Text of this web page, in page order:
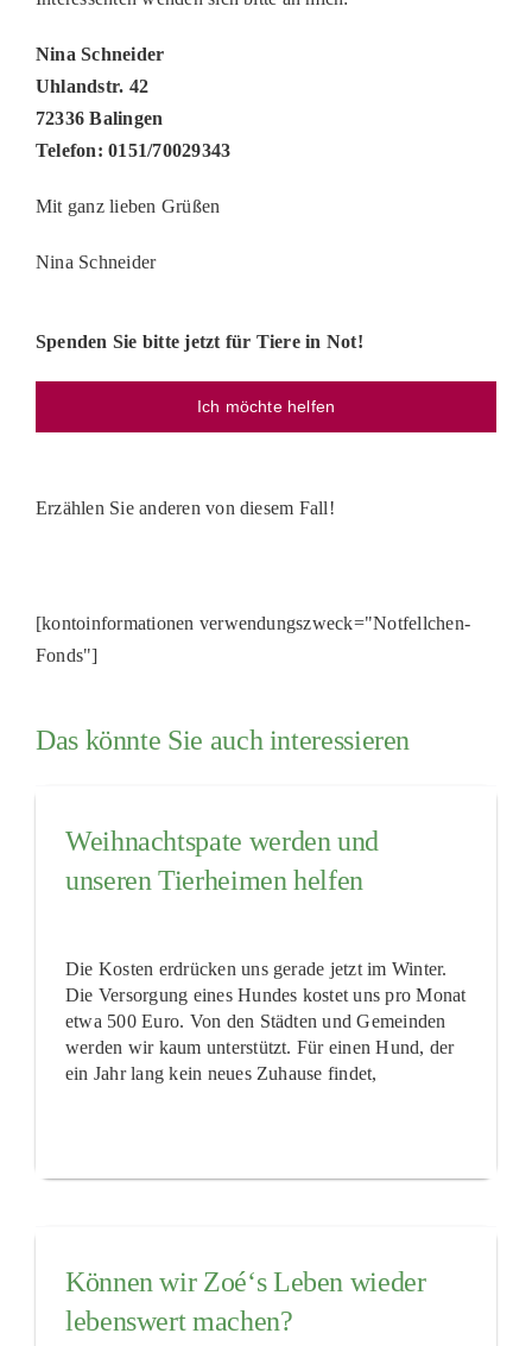
Nina Schneider
Uhlandstr. 42
72336 Balingen
Telefon: 0151/70029343
Mit ganz lieben Grüßen
Nina Schneider
Spenden Sie bitte jetzt für Tiere in Not!
Ich möchte helfen
Erzählen Sie anderen von diesem Fall!
[kontoinformationen verwendungszweck="Notfellchen-
Fonds"]
Das könnte Sie auch interessieren
Weihnachtspate werden und
unseren Tierheimen helfen
Die Kosten erdrücken uns gerade jetzt im Winter.
Die Versorgung eines Hundes kostet uns pro Monat
etwa 500 Euro. Von den Städten und Gemeinden
werden wir kaum unterstützt. Für einen Hund, der
ein Jahr lang kein neues Zuhause findet,
Können wir Zoé‘s Leben wieder
lebenswert machen?